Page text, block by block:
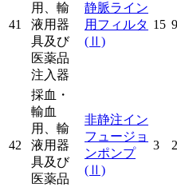
41
用、輸
液用器
具及び
医薬品
注入器
静脈ライン
用フィルタ
(Ⅱ)
15 9
42
採血・
輸血
用、輸
液用器
具及び
医薬品
非静注イン
フュージョ
ンポンプ
(Ⅱ)
3 2